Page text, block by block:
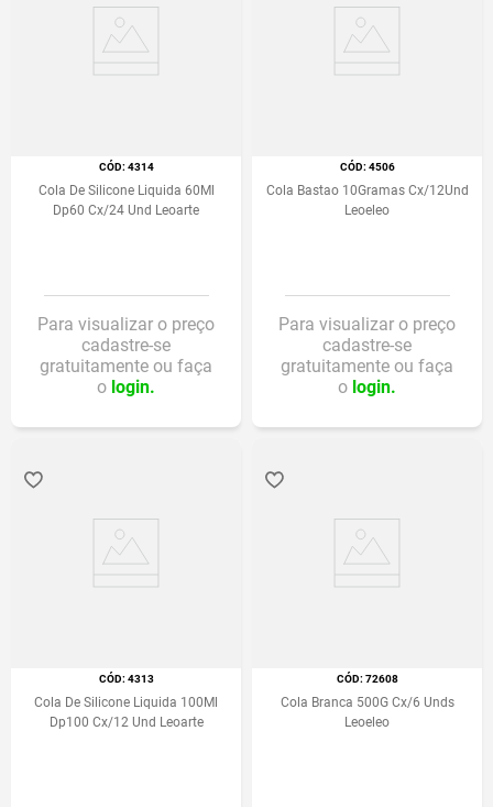
:4314
Cola De Silicone Liquida 60Ml
Dp60 Cx/24 Und Leoarte
Para visualizar o preço
cadastre-se
gratuitamente ou faça
o login.
:4506
Cola Bastao 10Gramas Cx/12Und
Leoeleo
Para visualizar o preço
cadastre-se
gratuitamente ou faça
o login.
:4313
Cola De Silicone Liquida 100Ml
Dp100 Cx/12 Und Leoarte
:72608
Cola Branca 500G Cx/6 Unds
Leoeleo